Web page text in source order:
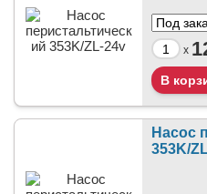
x
Насос
353K/